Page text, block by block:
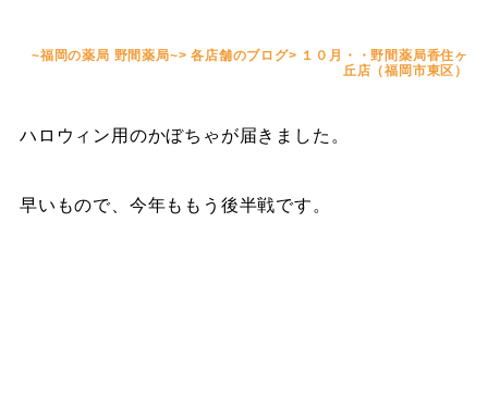
~福岡の薬局 野間薬局~>各店舗のブログ> １０月・・野間薬局香住ヶ
丘店（福岡市東区）
ハロウィン用のかぼちゃが届きました。
早いもので、今年ももう後半戦です。